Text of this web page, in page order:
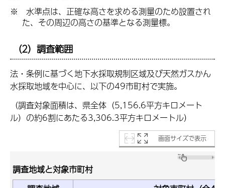
※ 水準点は、正確な高さを求める測量のため設置され
た、その周辺の高さの基準となる測量標。
（2）調査範囲
法・条例に基づく地下水採取規制区域及び天然ガスかん
水採取地域を中心に、以下の49市町村で実施。
（調査対象面積は、県全体（5,156.6平方キロメート
ル）の約6割にあたる3,306.3平方キロメートル）
画面サイズで表示
調査地域と対象市町村